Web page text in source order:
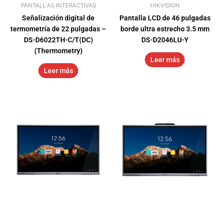
PANTALLAS INTERACTIVAS
Señalización digital de
termometría de 22 pulgadas –
DS-D6022TH-C/T(DC)
(Thermometry)
Leer más
HIKVISION
Pantalla LCD de 46 pulgadas
borde ultra estrecho 3.5 mm
DS-D2046LU-Y
Leer más